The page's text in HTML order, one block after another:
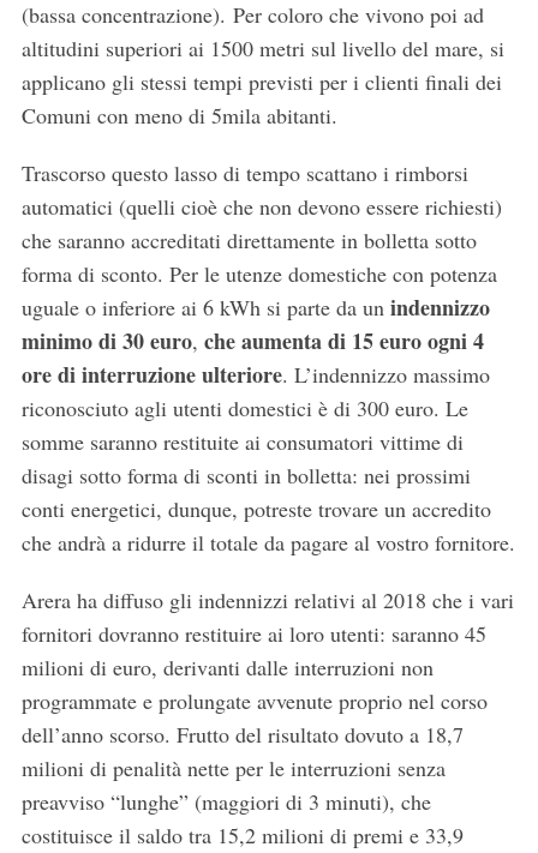
(bassa concentrazione). Per coloro che vivono poi ad
altitudini superiori ai 1500 metri sul livello del mare, si
applicano gli stessi tempi previsti per i clienti finali dei
Comuni con meno di 5mila abitanti.
Trascorso questo lasso di tempo scattano i rimborsi
automatici (quelli cioè che non devono essere richiesti)
che saranno accreditati direttamente in bolletta sotto
forma di sconto. Per le utenze domestiche con potenza
uguale o inferiore ai 6 kWh si parte da un indennizzo
minimo di 30 euro, che aumenta di 15 euro ogni 4
ore di interruzione ulteriore. L’indennizzo massimo
riconosciuto agli utenti domestici è di 300 euro. Le
somme saranno restituite ai consumatori vittime di
disagi sotto forma di sconti in bolletta: nei prossimi
conti energetici, dunque, potreste trovare un accredito
che andrà a ridurre il totale da pagare al vostro fornitore.
Arera ha diffuso gli indennizzi relativi al 2018 che i vari
fornitori dovranno restituire ai loro utenti: saranno 45
milioni di euro, derivanti dalle interruzioni non
programmate e prolungate avvenute proprio nel corso
dell’anno scorso. Frutto del risultato dovuto a 18,7
milioni di penalità nette per le interruzioni senza
preavviso “lunghe” (maggiori di 3 minuti), che
costituisce il saldo tra 15,2 milioni di premi e 33,9